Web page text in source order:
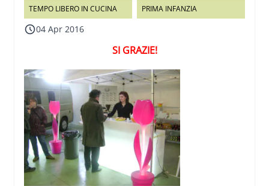
TEMPO LIBERO IN CUCINA PRIMA INFANZIA
04 Apr 2016
SI GRAZIE!